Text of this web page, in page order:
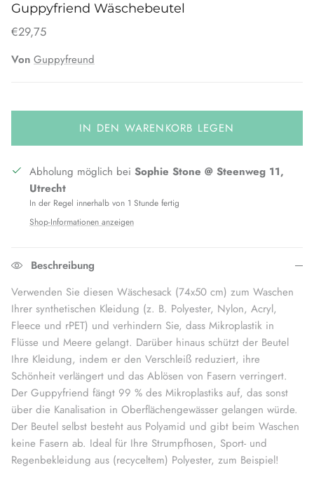
Guppyfriend Wäschebeutel
€29,75
Von Guppyfreund
IN DEN WARENKORB LEGEN
Abholung möglich bei Sophie Stone @ Steenweg 11,
Utrecht
In der Regel innerhalb von 1 Stunde fertig
Shop-Informationen anzeigen
Beschreibung
Verwenden Sie diesen Wäschesack (74x50 cm) zum Waschen
Ihrer synthetischen Kleidung (z. B. Polyester, Nylon, Acryl,
Fleece und rPET) und verhindern Sie, dass Mikroplastik in
Flüsse und Meere gelangt. Darüber hinaus schützt der Beutel
Ihre Kleidung, indem er den Verschleiß reduziert, ihre
Schönheit verlängert und das Ablösen von Fasern verringert.
Der Guppyfriend fängt 99 % des Mikroplastiks auf, das sonst
über die Kanalisation in Oberflächengewässer gelangen würde.
Der Beutel selbst besteht aus Polyamid und gibt beim Waschen
keine Fasern ab. Ideal für Ihre Strumpfhosen, Sport- und
Regenbekleidung aus (recyceltem) Polyester, zum Beispiel!